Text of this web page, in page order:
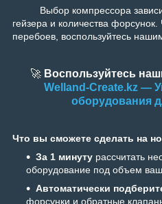
Выбор компрессора зависит
гейзера и количества
перебоев, воспользуйтесь
🚀 Воспользуйтесь
Welland-Create.kz —
оборудования
Что вы сможете сделать на
За 1 минуту рассчитать
оборудование под объем
Автоматически
форсунки и обратные